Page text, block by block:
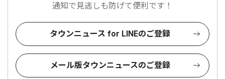
通知で見逃しも防げて便利です！
タウンニュース for LINEのご登録
メール版タウンニュースのご登録